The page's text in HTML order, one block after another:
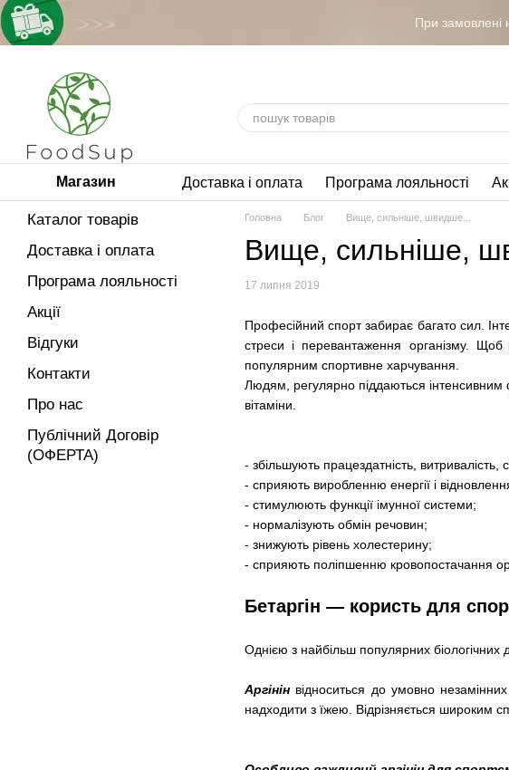
Перейти до основного контенту
При
Магазин Доставка і оплата Програма лояльності
Головна Блог Вище, сильніше, швидше...
Вище, сильніше,
17 липня 2019
Професійний спорт забирає багато сил.
стреси і перевантаження організму.
популярним спортивне харчування.
Людям, регулярно піддаються
вітаміни.
- збільшують працездатність, витривалість,
- сприяють виробленню енергії і
- стимулюють функції імунної системи;
- нормалізують обмін речовин;
- знижують рівень холестерину;
- сприяють поліпшенню кровопостачання
Бетаргін — користь для
Однією з найбільш популярних біологічних
Аргінін відноситься до умовно незамінних
надходити з їжею. Відрізняється широким
Каталог товарів
Доставка і оплата
Програма лояльності
Акції
Відгуки
Контакти
Про нас
Публічний Договір
(ОФЕРТА)